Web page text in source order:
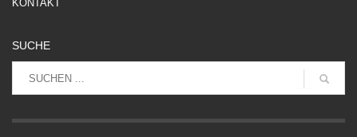
KONTAKT
SUCHE